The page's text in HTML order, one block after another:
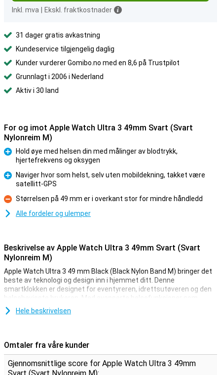
Inkl. mva Ekskl. fraktkostnader
31 dager gratis avkastning
Kundeservice tilgjengelig daglig
Kunder vurderer Gomibo.no med en 8,6 på Trustpilot
Grunnlagt i 2006 i Nederland
Aktiv i 30 land
For og imot Apple Watch Ultra 3 49mm Svart (Svart
Nylonreim M)
Fordel
Hold øye med helsen din med målinger av blodtrykk,
hjertefrekvens og oksygen
Fordel
Naviger hvor som helst, selv uten mobildekning, takket være
satellitt-GPS
Ulempe
Størrelsen på 49 mm er i overkant stor for mindre håndledd
Alle fordeler og ulemper
Beskrivelse av Apple Watch Ultra 3 49mm Svart (Svart
Nylonreim M)
Apple Watch Ultra 3 49 mm Black (Black Nylon Band M) bringer det
beste av teknologi og design inn i hjemmet ditt. Denne
smartklokken er designet for eventyreren, idrettsutøveren og den
helsebevisste brukeren. Med avanserte helsefunksjoner som
blodtrykksmåling og pulsmåling har du alltid en finger på pulsen.
Det nye, kraftig forbedrede batteriet varer nå enda lenger, noe som
farten. Den nye GPS-enheten med satellittforbindelse sørger for
tillegg kommer sikkerheten først med SOS-nødvarsling,
falldeteksjon og kollisjonsdeteksjon. Kort sagt er Apple Watch Ultra
Hele beskrivelsen
Omtaler fra våre kunder
Gjennomsnittlige score for Apple Watch Ultra 3 49mm